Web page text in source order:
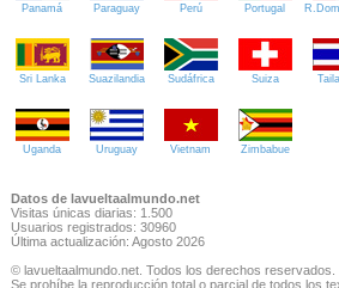
Panamá Paraguay Perú Portugal
Sri Lanka Suazilandia Sudáfrica Suiza
Uganda Uruguay Vietnam Zimbabue
Datos de lavueltaalmundo.net
Visitas únicas diarias: 1.500
Usuarios registrados: 30960
Última actualización: Agosto 2026
© lavueltaalmundo.net. Todos los derechos reservados.
Se prohíbe la reproducción total o parcial de todos los